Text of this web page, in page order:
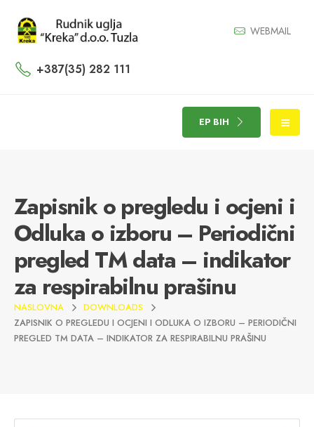
WEBMAIL
+387(35) 282 111
EP BIH
Zapisnik o pregledu i ocjeni i
Odluka o izboru – Periodični
pregled TM data – indikator
za respirabilnu prašinu
NASLOVNA
DOWNLOADS
ZAPISNIK O PREGLEDU I OCJENI I ODLUKA O IZBORU – PERIODIČNI
PREGLED TM DATA – INDIKATOR ZA RESPIRABILNU PRAŠINU